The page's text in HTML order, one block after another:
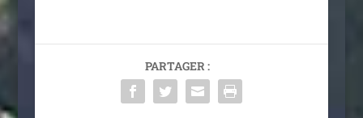
PARTAGER :